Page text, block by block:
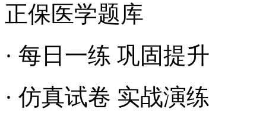
正保医学题库
· 每日一练 巩固提升
· 仿真试卷 实战演练